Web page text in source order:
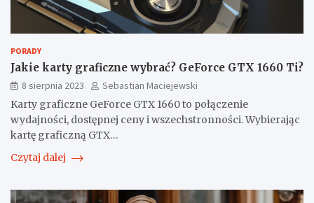
PORADY
Jakie karty graficzne wybrać? GeForce GTX 1660 Ti?
8 sierpnia 2023
Sebastian Maciejewski
Karty graficzne GeForce GTX 1660 to połączenie
wydajności, dostępnej ceny i wszechstronności. Wybierając
kartę graficzną GTX…
Czytaj dalej